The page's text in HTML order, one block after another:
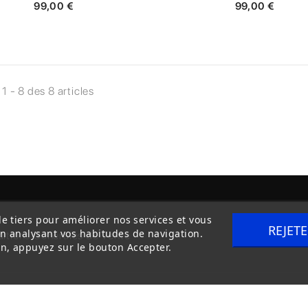
99,00 € 99,00 €
- 8 des 8 articles
Générales de Vente Livraison
tiers pour améliorer nos services et vous
analysant vos habitudes de navigation.
appuyez sur le bouton Accepter.